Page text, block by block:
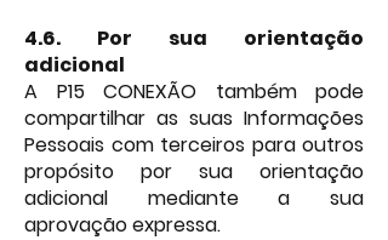
4.6. Por sua orientação
adicional
A P15 CONEXÃO também pode
compartilhar as suas Informações
Pessoais com terceiros para outros
propósito por sua orientação
adicional mediante a sua
aprovação expressa.